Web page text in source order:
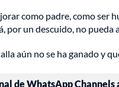
como padre, como ser
un descuido, no pueda
aún no se ha ganado y
de WhatsApp Channels